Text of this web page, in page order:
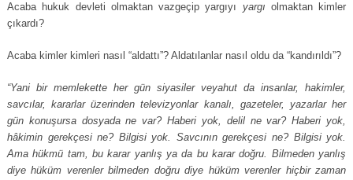
Acaba hukuk devleti olmaktan vazgeçip yargıyı yargı olmaktan kimler
çıkardı?
Acaba kimler kimleri nasıl “aldattı”? Aldatılanlar nasıl oldu da “kandırıldı”?
“Yani bir memlekette her gün siyasiler veyahut da insanlar, hakimler,
savcılar, kararlar üzerinden televizyonlar kanalı, gazeteler, yazarlar her
gün konuşursa dosyada ne var? Haberi yok, delil ne var? Haberi yok,
hâkimin gerekçesi ne? Bilgisi yok. Savcının gerekçesi ne? Bilgisi yok.
Ama hükmü tam, bu karar yanlış ya da bu karar doğru. Bilmeden yanlış
diye hüküm verenler bilmeden doğru diye hüküm verenler hiçbir zaman